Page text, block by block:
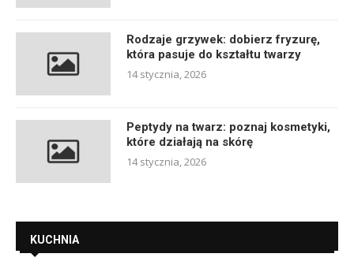
Rodzaje grzywek: dobierz fryzurę,
która pasuje do kształtu twarzy
14 stycznia, 2026
Peptydy na twarz: poznaj kosmetyki,
które działają na skórę
14 stycznia, 2026
KUCHNIA